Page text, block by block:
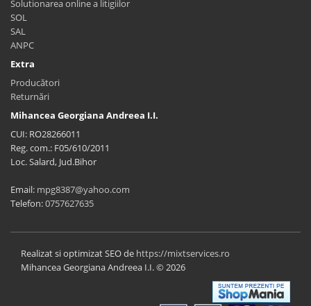
Solutionarea online a litigiilor
SOL
SAL
ANPC
Extra
Producători
Returnări
Mihancea Georgiana Andreea I.I.
CUI: RO28266011
Reg. com.: F05/610/2011
Loc. Salard, Jud.Bihor
Email: mpg8387@yahoo.com
Telefon:0757627635
Realizat si optimizat SEO de https://mixtservices.ro
Mihancea Georgiana Andreea I.I. © 2026